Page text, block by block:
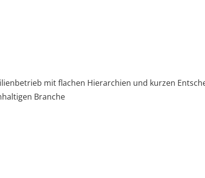
mit flachen Hierarchien und kurzen
Branche